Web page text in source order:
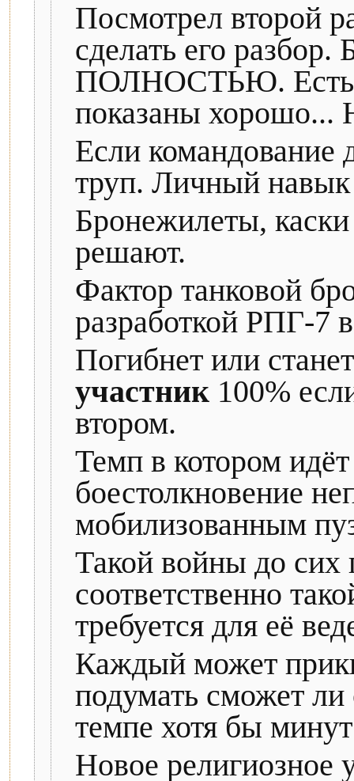
Посмотрел второй
сделать его разбор.
ПОЛНОСТЬЮ. Есть
показаны хорошо...
Если командование
труп. Личный
Бронежилеты,
решают.
Фактор танковой
разработкой РПГ-7
Погибнет или
участник 100%
втором.
Темп в котором
боестолкновение
мобилизованным
Такой войны до сих
соответственно
требуется для её
Каждый может
подумать сможет ли
темпе хотя бы
Новое религиозное